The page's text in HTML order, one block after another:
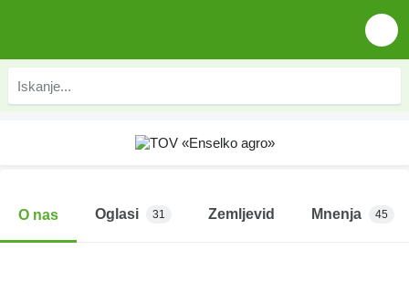
O nas Oglasi 31 Zemljevid Mnenja 45